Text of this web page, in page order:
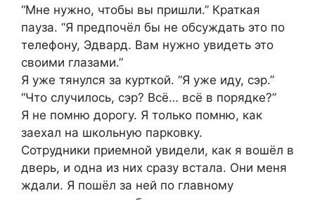
“Мне нужно, чтобы вы пришли.” Краткая
пауза. “Я предпочёл бы не обсуждать это по
телефону, Эдвард. Вам нужно увидеть это
своими глазами.”
Я уже тянулся за курткой. “Я уже иду, сэр.”
“Что случилось, сэр? Всё… всё в порядке?”
Я не помню дорогу. Я только помню, как
заехал на школьную парковку.
Сотрудники приемной увидели, как я вошёл в
дверь, и одна из них сразу встала. Они меня
ждали. Я пошёл за ней по главному